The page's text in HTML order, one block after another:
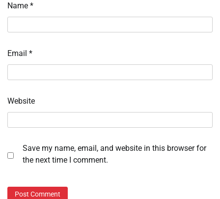
Name *
Email *
Website
Save my name, email, and website in this browser for
the next time I comment.